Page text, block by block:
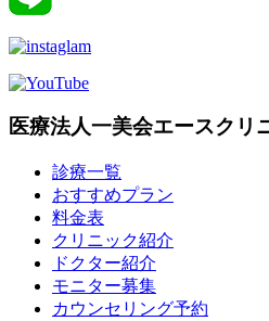
医療法人一美会エースクリ
診療一覧
おすすめプラン
料金表
クリニック紹介
ドクター紹介
モニター募集
カウンセリング予約